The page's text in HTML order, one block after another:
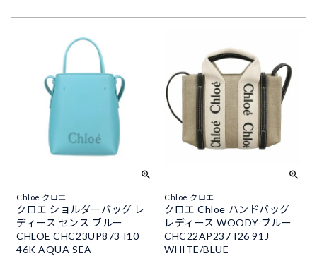
Chloe クロエ
クロエ ショルダーバッグ レ
ディース センス ブルー
CHLOE CHC23UP873 I10
46K AQUA SEA
Chloe クロエ
クロエ Chloe ハンドバッグ
レディース WOODY ブルー
CHC22AP237 I26 91J
WHITE/BLUE